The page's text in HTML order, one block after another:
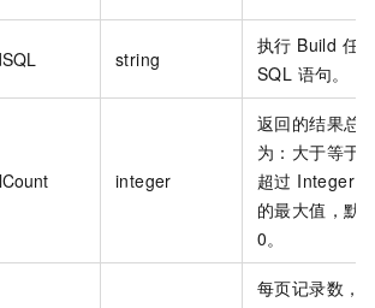
string
执行 Build 任
SQL 语句。
integer
返回的结果总
为：大于等于
超过 Integer
的最大值，默
0。
每页记录数，